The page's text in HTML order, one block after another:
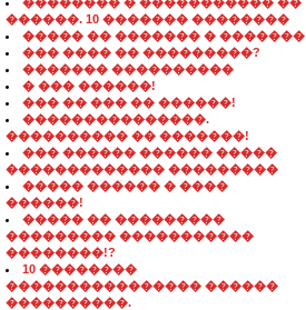
������. 10 ������� ��������
����� �� ������� � �������
��� ���� �� ���������?
������� ����������
� ��� ������!
��� �� ��� �� ������!
���������������.
���������� �� �������!
��� ������ ������ �����
������������� ���������
����� ������ � ����
������!
����� �� ���������
��������� �����������
��������!?
10 ��������
���������������� ������
����������.